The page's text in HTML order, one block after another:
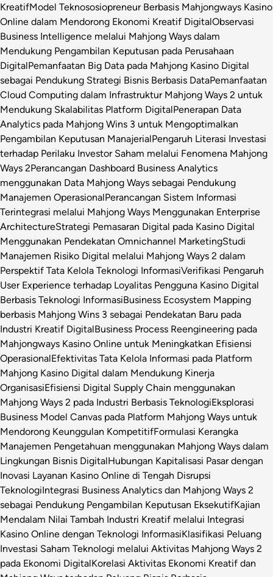
KreatifModel Teknososiopreneur Berbasis Mahjongways Kasino
Online dalam Mendorong Ekonomi Kreatif DigitalObservasi
Business Intelligence melalui Mahjong Ways dalam
Mendukung Pengambilan Keputusan pada Perusahaan
DigitalPemanfaatan Big Data pada Mahjong Kasino Digital
sebagai Pendukung Strategi Bisnis Berbasis DataPemanfaatan
Cloud Computing dalam Infrastruktur Mahjong Ways 2 untuk
Mendukung Skalabilitas Platform DigitalPenerapan Data
Analytics pada Mahjong Wins 3 untuk Mengoptimalkan
Pengambilan Keputusan ManajerialPengaruh Literasi Investasi
terhadap Perilaku Investor Saham melalui Fenomena Mahjong
Ways 2Perancangan Dashboard Business Analytics
menggunakan Data Mahjong Ways sebagai Pendukung
Manajemen OperasionalPerancangan Sistem Informasi
Terintegrasi melalui Mahjong Ways Menggunakan Enterprise
ArchitectureStrategi Pemasaran Digital pada Kasino Digital
Menggunakan Pendekatan Omnichannel MarketingStudi
Manajemen Risiko Digital melalui Mahjong Ways 2 dalam
Perspektif Tata Kelola Teknologi InformasiVerifikasi Pengaruh
User Experience terhadap Loyalitas Pengguna Kasino Digital
Berbasis Teknologi InformasiBusiness Ecosystem Mapping
berbasis Mahjong Wins 3 sebagai Pendekatan Baru pada
Industri Kreatif DigitalBusiness Process Reengineering pada
Mahjongways Kasino Online untuk Meningkatkan Efisiensi
OperasionalEfektivitas Tata Kelola Informasi pada Platform
Mahjong Kasino Digital dalam Mendukung Kinerja
OrganisasiEfisiensi Digital Supply Chain menggunakan
Mahjong Ways 2 pada Industri Berbasis TeknologiEksplorasi
Business Model Canvas pada Platform Mahjong Ways untuk
Mendorong Keunggulan KompetitifFormulasi Kerangka
Manajemen Pengetahuan menggunakan Mahjong Ways dalam
Lingkungan Bisnis DigitalHubungan Kapitalisasi Pasar dengan
Inovasi Layanan Kasino Online di Tengah Disrupsi
TeknologiIntegrasi Business Analytics dan Mahjong Ways 2
sebagai Pendukung Pengambilan Keputusan EksekutifKajian
Mendalam Nilai Tambah Industri Kreatif melalui Integrasi
Kasino Online dengan Teknologi InformasiKlasifikasi Peluang
Investasi Saham Teknologi melalui Aktivitas Mahjong Ways 2
pada Ekonomi DigitalKorelasi Aktivitas Ekonomi Kreatif dan